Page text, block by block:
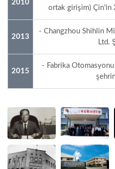
2010
ortak girişim) Çin'in
2013
- Changzhou Shihlin
Ltd.
2015
- Fabrika